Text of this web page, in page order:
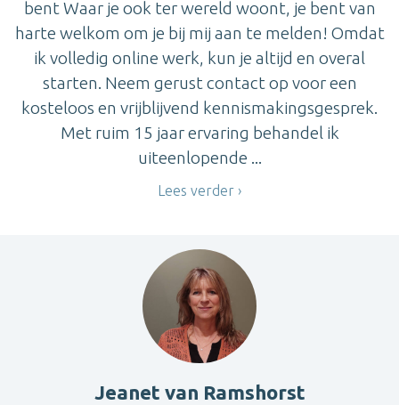
bent Waar je ook ter wereld woont, je bent van
harte welkom om je bij mij aan te melden! Omdat
ik volledig online werk, kun je altijd en overal
starten. Neem gerust contact op voor een
kosteloos en vrijblijvend kennismakingsgesprek.
Met ruim 15 jaar ervaring behandel ik
uiteenlopende ...
Lees verder
Jeanet van Ramshorst